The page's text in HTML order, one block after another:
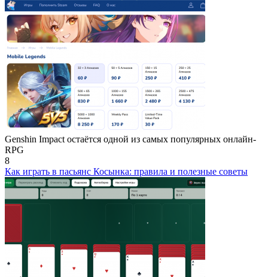
Genshin Impact остаётся одной из самых популярных онлайн-
RPG
8
Как играть в пасьянс Косынка: правила и полезные советы